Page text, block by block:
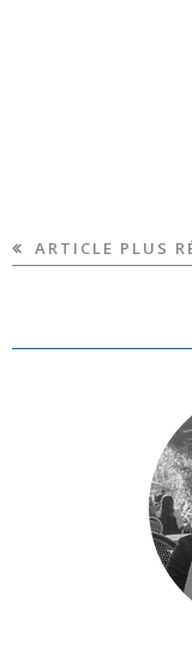
ARTICLE PLUS